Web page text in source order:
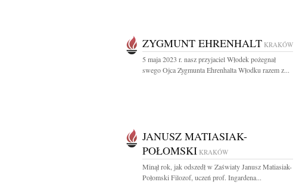
ZYGMUNT EHRENHALT KRAKÓW
5 maja 2023 r. nasz przyjaciel Włodek pożegnał
swego Ojca Zygmunta Ehrenhalta Włodku razem z...
JANUSZ MATIASIAK-
POŁOMSKI KRAKÓW
Minął rok, jak odszedł w Zaświaty Janusz Matiasiak-
Połomski Filozof, uczeń prof. Ingardena...